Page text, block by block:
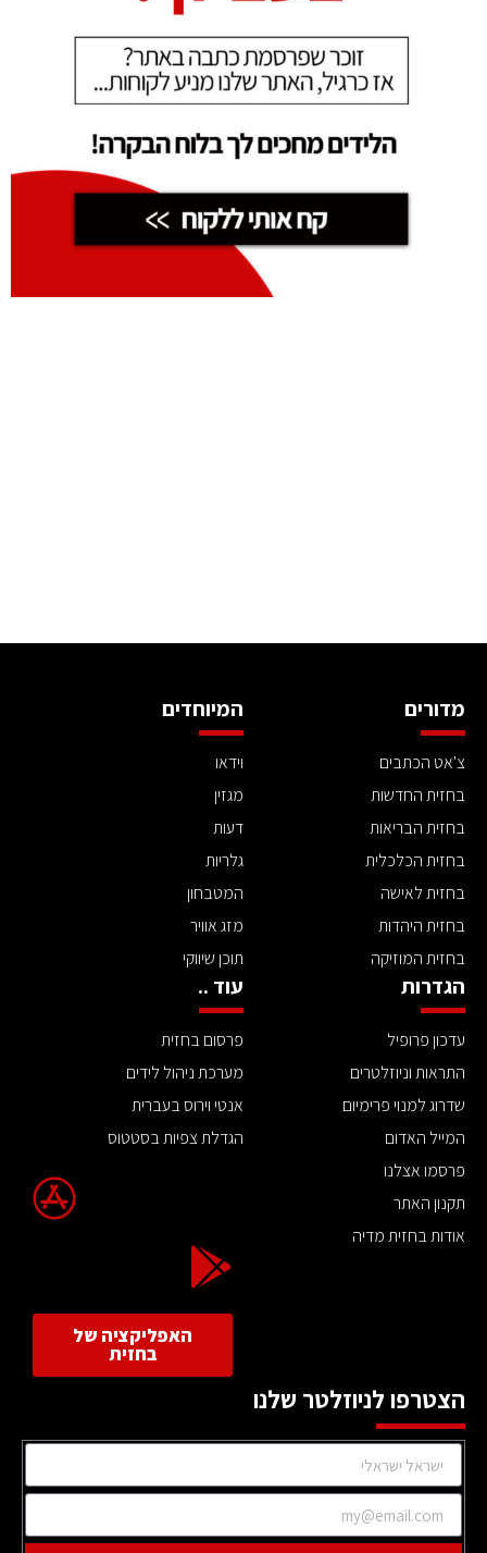
מדורים
צ'אט הכתבים
בחזית החדשות
בחזית הבריאות
בחזית הכלכלית
בחזית לאישה
בחזית היהדות
בחזית המוזיקה
המיוחדים
וידאו
מגזין
דעות
גלריות
המטבחון
מזג אוויר
תוכן שיווקי
הגדרות
עדכון פרופיל
התראות וניוזלטרים
שדרוג למנוי פרימיום
המייל האדום
פרסמו אצלנו
תקנון האתר
אודות בחזית מדיה
עוד ..
פרסום בחזית
מערכת ניהול לידים
אנטי וירוס בעברית
הגדלת צפיות בסטטוס
האפליקציה של
בחזית
הצטרפו לניוזלטר שלנו